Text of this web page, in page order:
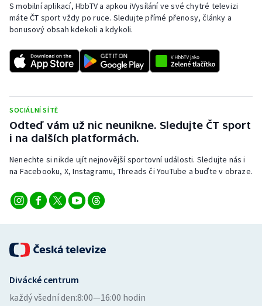
S mobilní aplikací, HbbTV a apkou iVysílání ve své chytré televizi
máte ČT sport vždy po ruce. Sledujte přímé přenosy, články a
bonusový obsah kdekoli a kdykoli.
SOCIÁLNÍ SÍTĚ
Odteď vám už nic neunikne. Sledujte ČT sport
i na dalších platformách.
Nenechte si nikde ujít nejnovější sportovní události. Sledujte nás i
na Facebooku, X, Instagramu, Threads či YouTube a buďte v obraze.
Divácké centrum
každý všední den:8:00—16:00 hodin